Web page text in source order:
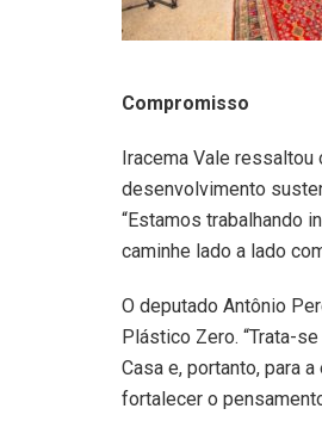
Compromisso
Iracema Vale
desenvolvimento
“Estamos trabalhando
caminhe lado a lado
O deputado Antônio
Plástico Zero. “Trata-
Casa e, portanto, para
fortalecer o